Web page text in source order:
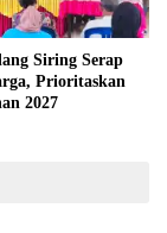
Siring Serap
Prioritaskan
2027